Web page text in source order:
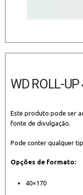
WD ROLL-
Este produto pode ser
fonte de divulgação.
Pode conter qualquer
Opções de formato:
40×170